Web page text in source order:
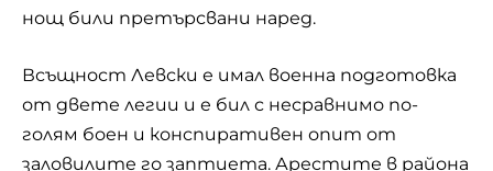
нощ били претърсвани наред.
Всъщност Левски е имал военна подготовка
от двете легии и е бил с несравнимо по-
голям боен и конспиративен опит от
заловилите го заптиета. Арестите в района